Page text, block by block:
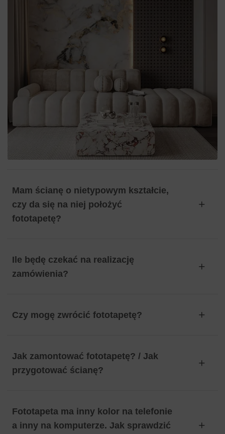
Mam ścianę o nietypowym kształcie,
czy da się na niej położyć
fototapetę?
Ile będę czekać na realizację
zamówienia?
Czy mogę zwrócić fototapetę?
Jak zamontować fototapetę? / Jak
przygotować ścianę?
Fototapeta ma inny kolor na telefonie
a inny na komputerze. Jak sprawdzić